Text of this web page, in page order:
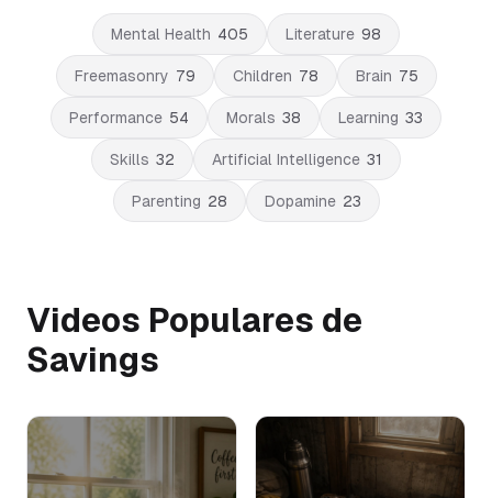
Mental Health 405 Literature 98
Freemasonry 79 Children 78 Brain 75
Performance 54 Morals 38 Learning 33
Skills 32 Artificial Intelligence 31
Parenting 28 Dopamine 23
Videos Populares de
Savings